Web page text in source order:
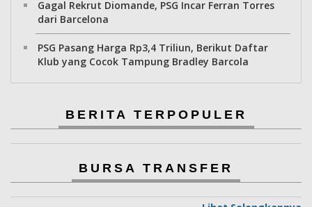
Gagal Rekrut Diomande, PSG Incar Ferran Torres
dari Barcelona
PSG Pasang Harga Rp3,4 Triliun, Berikut Daftar
Klub yang Cocok Tampung Bradley Barcola
BERITA TERPOPULER
BURSA TRANSFER